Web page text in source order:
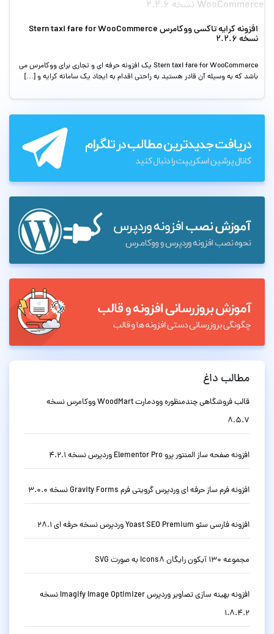
افزونه کرایه تاکسی ووکامرس Stern taxi fare for WooCommerce
نسخه 2.2.6
Stern taxi fare for WooCommerce یک افزونه حرفه ای و تجاری برای ووکامرس می
باشد که به وسیله آن قادر هستید به راحتی اقدام به ایجاد یک سامانه کرایه و […]
مطالب داغ
قالب فروشگاهی چندمنظوره وودمارت WoodMart ووکامرس نسخه
8.5.7
افزونه صفحه ساز المنتور پرو Elementor Pro وردپرس نسخه 4.2.1
افزونه فرم ساز حرفه ای وردپرس گرویتی فرم Gravity Forms نسخه 3.0.0
افزونه فارسی سئو Yoast SEO Premium وردپرس نسخه حرفه ای 28.1
مجموعه 130 آیکون رایگان Icons8 به صورت SVG
افزونه بهینه سازی تصاویر وردپرس Imagify Image Optimizer نسخه
1.8.4.2